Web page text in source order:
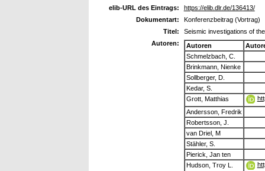
elib-URL des Eintrags:
https://elib.dlr.de/136413/
Dokumentart:
Konferenzbeitrag (Vortrag)
Titel:
Seismic investigations of
Autoren:
Autoren
Schmelzbach, C.
Brinkmann, Nienke
Sollberger, D.
Kedar, S.
Grott, Matthias
Andersson, Fredrik
Robertsson, J.
van Driel, M
Stähler, S.
Pierick, Jan ten
Hudson, Troy L.